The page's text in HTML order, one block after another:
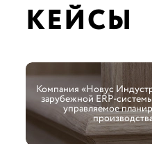
КЕЙСЫ
Компания «Новус
зарубежной ERP-
управляемое